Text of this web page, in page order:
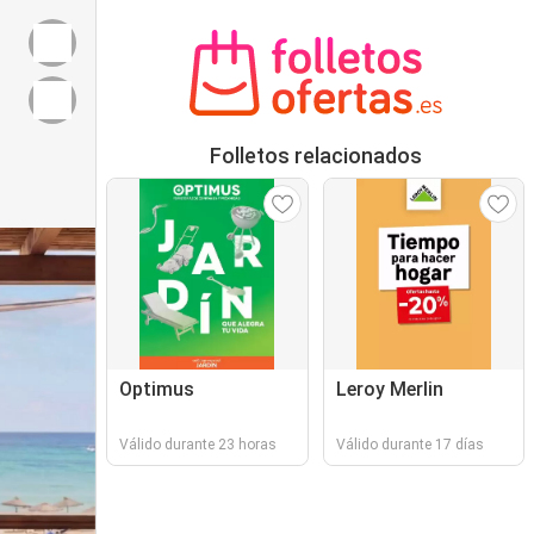
Folletos relacionados
Optimus
Válido durante 23 horas
Leroy Merlin
Válido durante 17 días